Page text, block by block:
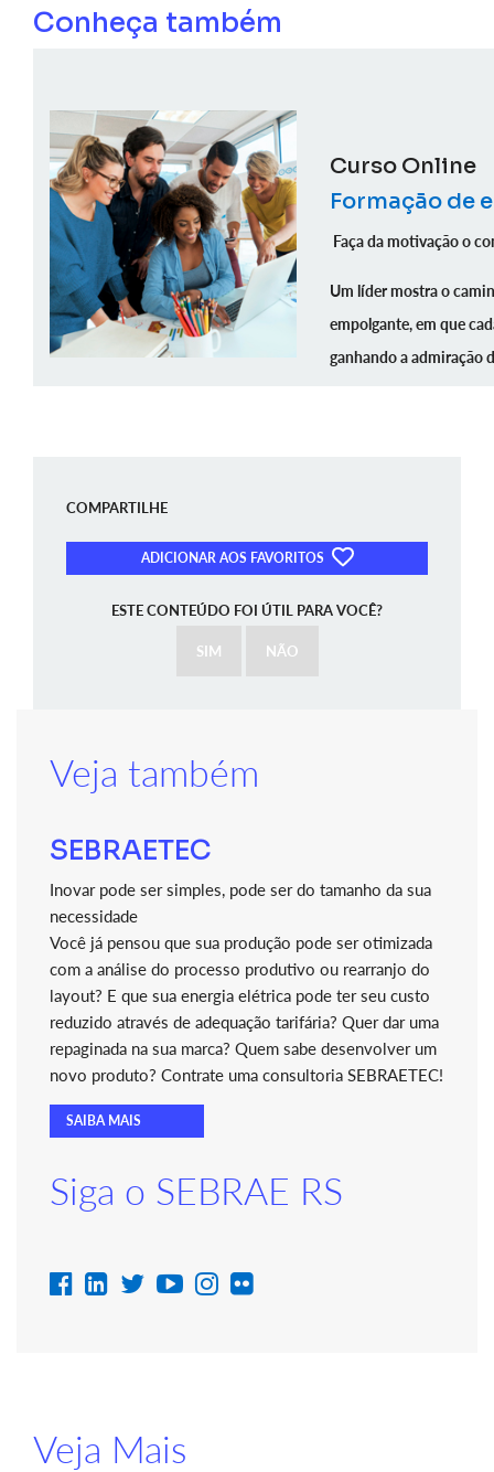
Conheça também
Curso Online
Formação de
Faça da motivação o
Um líder mostra o
empolgante, em que
ganhando a admiração
COMPARTILHE
ADICIONAR AOS FAVORITOS
ESTE CONTEÚDO FOI ÚTIL PARA VOCÊ?
SIM NÃO
Veja também
SEBRAETEC
Inovar pode ser simples, pode ser do tamanho da sua
necessidade
Você já pensou que sua produção pode ser otimizada
com a análise do processo produtivo ou rearranjo do
layout? E que sua energia elétrica pode ter seu custo
reduzido através de adequação tarifária? Quer dar uma
repaginada na sua marca? Quem sabe desenvolver um
novo produto? Contrate uma consultoria SEBRAETEC!
SAIBA MAIS
Siga o SEBRAE RS
Veja Mais